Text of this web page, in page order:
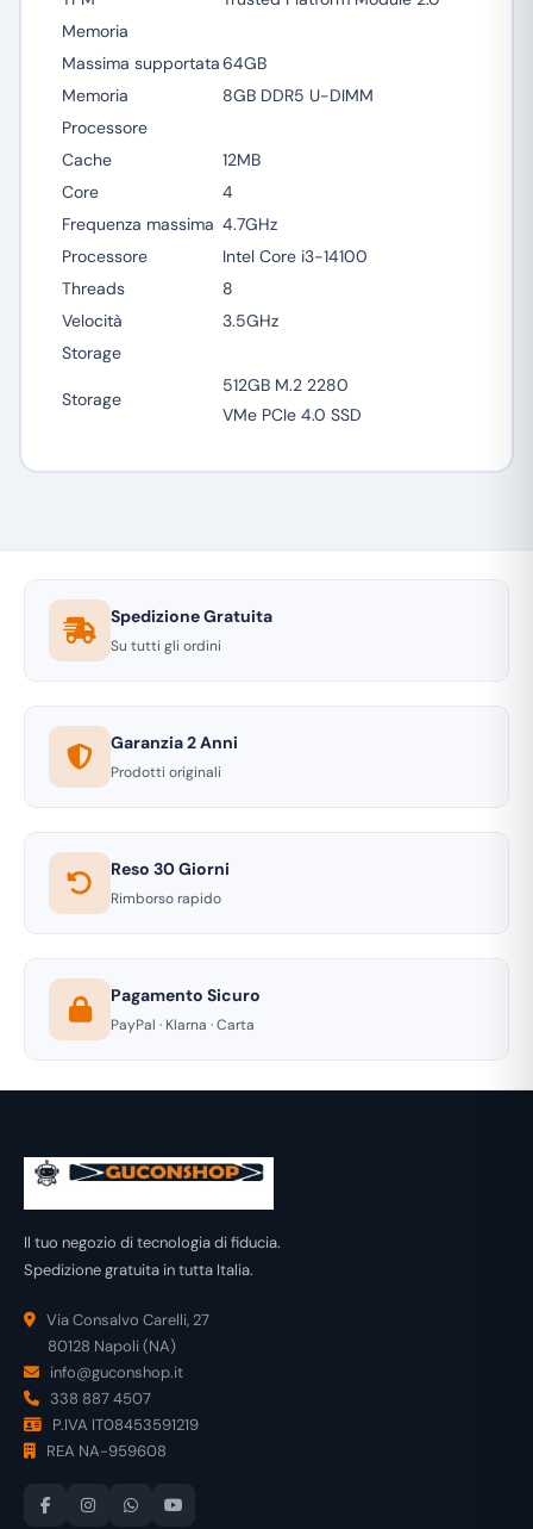
Memoria
Massima supportata64GB
Memoria
8GB DDR5 U-DIMM
Processore
Cache
12MB
Core
4
Frequenza massima 4.7GHz
Processore
Intel Core i3-14100
Threads
8
Velocità
3.5GHz
Storage
Storage
512GB M.2 2280
VMe PCIe 4.0 SSD
Spedizione Gratuita
Su tutti gli ordini
Garanzia 2 Anni
Prodotti originali
Reso 30 Giorni
Rimborso rapido
Pagamento Sicuro
PayPal · Klarna · Carta
Il tuo negozio di tecnologia di fiducia.
Spedizione gratuita in tutta Italia.
Via Consalvo Carelli, 27
80128 Napoli (NA)
info@guconshop.it
338 887 4507
P.IVA IT08453591219
REA NA-959608